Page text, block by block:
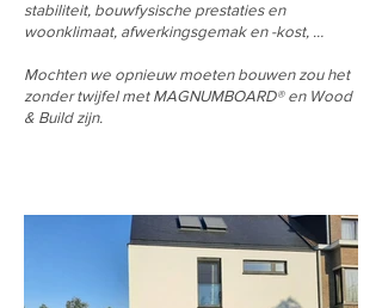
stabiliteit, bouwfysische prestaties en
woonklimaat, afwerkingsgemak en -kost, …
Mochten we opnieuw moeten bouwen zou het
zonder twijfel met MAGNUMBOARD® en Wood
& Build zijn.